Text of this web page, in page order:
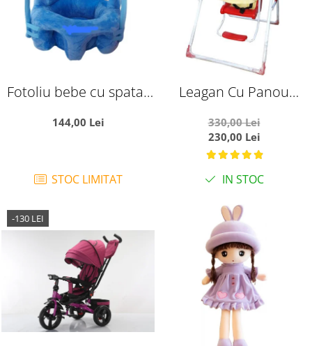
Fotoliu bebe cu spatar
din plus
144,00 Lei
STOC LIMITAT
Leagan Cu Panou
Ratusca rosu
330,00 Lei
230,00 Lei
IN STOC
-130 LEI